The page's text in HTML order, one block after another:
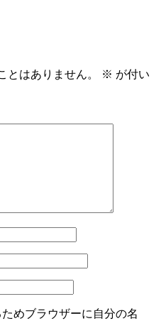
とはありません。 ※ が付い
めブラウザーに自分の名